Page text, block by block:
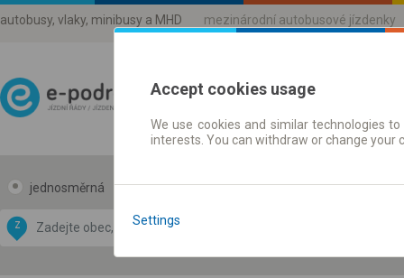
autobusy, vlaky, minibusy a MHD mezinárodní autobusové jízdenky
Jízdni řády a jízdenky
jednosměrná zpáteční
Z
by
OpenStreetMap
Accept cookies usage
We use cookies and similar technologies
interests. You can withdraw or change
Settings